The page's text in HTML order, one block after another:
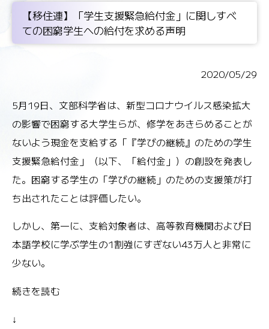
【移住連】「学生支援緊急給付金」に関しすべ
ての困窮学生への給付を求める声明
2020/05/29
5月19日、文部科学省は、新型コロナウイルス感染拡大
の影響で困窮する大学生らが、修学をあきらめることが
ないよう現金を支給する「『学びの継続』のための学生
支援緊急給付金」（以下、「給付金」）の創設を発表し
た。困窮する学生の「学びの継続」のための支援策が打
ち出されたことは評価したい。
しかし、第一に、支給対象者は、高等教育機関および日
本語学校に学ぶ学生の1割強にすぎない43万人と非常に
少ない。
続きを読む
↓